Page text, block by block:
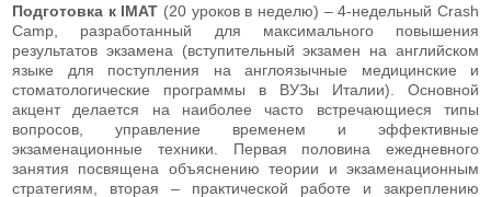
Подготовка к IMAT (20 уроков в неделю) – 4-недельный Crash
Camp, разработанный для максимального повышения
результатов экзамена (вступительный экзамен на английском
языке для поступления на англоязычные медицинские и
стоматологические программы в ВУЗы Италии). Основной
акцент делается на наиболее часто встречающиеся типы
вопросов, управление временем и эффективные
экзаменационные техники. Первая половина ежедневного
занятия посвящена объяснению теории и экзаменационным
стратегиям, вторая – практической работе и закреплению